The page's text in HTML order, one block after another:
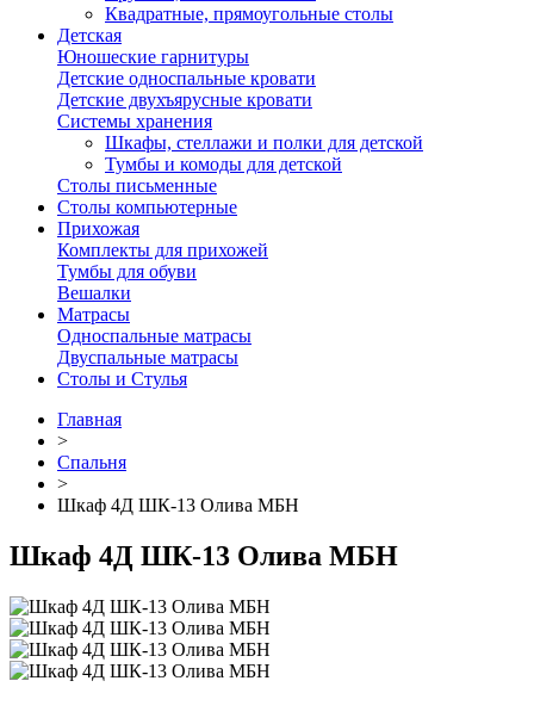
Квадратные, прямоугольные столы
Детская
Юношеские гарнитуры
Детские односпальные кровати
Детские двухъярусные кровати
Системы хранения
Шкафы, стеллажи и полки для детской
Тумбы и комоды для детской
Столы письменные
Столы компьютерные
Прихожая
Комплекты для прихожей
Тумбы для обуви
Вешалки
Матрасы
Односпальные матрасы
Двуспальные матрасы
Столы и Стулья
Главная
>
Спальня
>
Шкаф 4Д ШК-13 Олива МБН
Шкаф 4Д ШК-13 Олива МБН